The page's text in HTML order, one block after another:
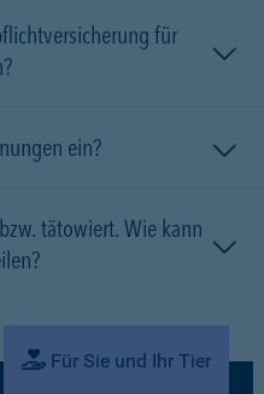
für
ein?
tätowiert. Wie kann
Für Sie und Ihr Tier